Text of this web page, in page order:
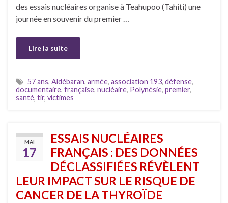
des essais nucléaires organise à Teahupoo (Tahiti) une
journée en souvenir du premier …
Lire la suite
57 ans, Aldébaran, armée, association 193, défense,
documentaire, française, nucléaire, Polynésie, premier,
santé, tir, victimes
MAI
17
ESSAIS NUCLÉAIRES
FRANÇAIS : DES DONNÉES
DÉCLASSIFIÉES RÉVÈLENT
LEUR IMPACT SUR LE RISQUE DE
CANCER DE LA THYROÏDE